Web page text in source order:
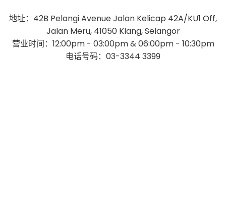
地址：42B Pelangi Avenue Jalan Kelicap 42A/KU1 Off,
Jalan Meru, 41050 Klang, Selangor
营业时间：12:00pm - 03:00pm & 06:00pm - 10:30pm
电话号码：03-3344 3399